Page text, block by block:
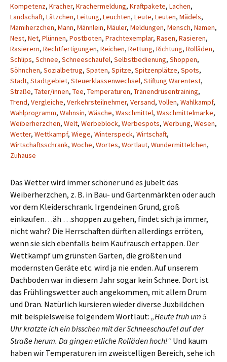
Kompetenz, Kracher, Krachermeldung, Kraftpakete, Lachen,
Landschaft, Lätzchen, Leitung, Leuchten, Leute, Leuten, Mädels,
Mamiherzchen, Mann, Männlein, Mäuler, Meldungen, Mensch, Namen,
Nest, Net, Plünnen, Postboten, Prachtexemplar, Rasen, Rasieren,
Rasierern, Rechtfertigungen, Reichen, Rettung, Richtung, Rolläden,
Schlips, Schnee, Schneeschaufel, Selbstbedienung, Shoppen,
Söhnchen, Sozialbetrug, Spaten, Spitze, Spitzenplätze, Spots,
Stadt, Stadtgebiet, Steuerklassenwechsel, Stiftung Warentest,
Straße, Täter/innen, Tee, Temperaturen, Tränendrüsentraining,
Trend, Vergleiche, Verkehrsteilnehmer, Versand, Vollen, Wahlkampf,
Wahlprogramm, Wahnsin, Wäsche, Waschmittel, Waschmittelmarke,
Weiberherzchen, Welt, Werbeblock, Werbespots, Werbung, Wesen,
Wetter, Wettkampf, Wiege, Winterspeck, Wirtschaft,
Wirtschaftsschrank, Woche, Wortes, Wortlaut, Wundermittelchen,
Zuhause
Das Wetter wird immer schöner und es jubelt das
Weiberherzchen, z. B. in Bau- und Gartenmärkten oder auch
vor dem Kleiderschrank. Irgendeinen Grund, groß
einkaufen…äh …shoppen zu gehen, findet sich ja immer,
nicht wahr? Die Herrschaften dürften allerdings erröten,
wenn sie sich ebenfalls beim Kaufrausch ertappen. Der
Wettkampf um grünsten Garten, die größten und
modernsten Geräte etc. wird ja nie enden. Auf unserem
Dachboden war in diesem Jahr sogar kein Schnee. Dort ist
das Frühlingswetter auch angekommen, mit allem Drum
und Dran. Natürlich kursieren wieder diverse Juxbildchen
mit beispielsweise folgendem Wortlaut: „Heute früh um 5
Uhr kratzte ich ein bisschen mit der Schneeschaufel auf der
Straße herum. Da gingen etliche Rolläden hoch!“ Und kaum
haben wir Temperaturen im zweistelligen Bereich, sehe ich